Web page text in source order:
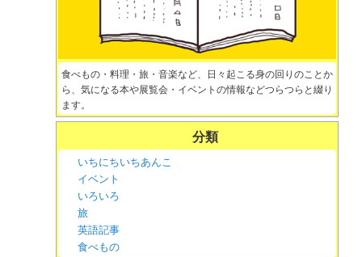
食べもの・料理・旅・音楽など、日々起こる身の回りのことか
ら、気になる本や展覧会・イベントの情報などつらつらと綴り
ます。
分類
いちにちいちあんこ
イベント
いろいろ
旅
英語記事
食べもの